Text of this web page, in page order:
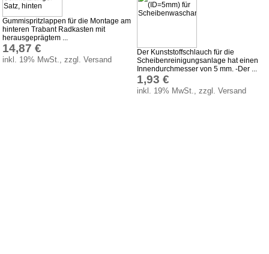
KFZ-Leitungen & Zubehör
Werkstattbedarf
Pflegeprodukte
Gummispritzlappen für die Montage am
hinteren Trabant Radkasten mit
herausgeprägtem ...
14,87 €
inkl. 19% MwSt., zzgl. Versand
Der Kunststoffschlauch für die
Scheibenreinigungsanlage hat einen
Innendurchmesser von 5 mm. -Der ...
1,93 €
inkl. 19% MwSt., zzgl. Versand